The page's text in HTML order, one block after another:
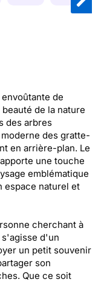
de
de la nature
des arbres
des gratte-
en arrière-plan. Le
une touche
emblématique
espace naturel et
cherchant à
d'un
un petit souvenir
son
Que ce soit